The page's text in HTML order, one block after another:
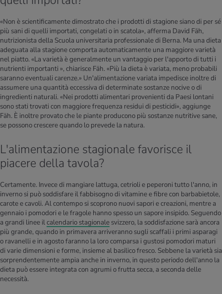
«Non è scientificamente dimostrato che i prodotti di stagione siano di per sé
più sani di quelli importati, congelati o in scatola», afferma David Fäh,
nutrizionista della Scuola universitaria professionale di Berna. Ma una dieta
adeguata alla stagione comporta automaticamente una maggiore varietà
nel piatto. «La varietà è generalmente un vantaggio per l'apporto di tutti i
nutrienti importanti », chiarisce Fäh. «Più la dieta è variata, meno probabili
saranno eventuali carenze.» Un'alimentazione variata impedisce inoltre di
assumere una quantità eccessiva di determinate sostanze nocive o di
ingredienti naturali. «Nei prodotti alimentari provenienti da Paesi lontani
sono stati trovati con maggiore frequenza residui di pesticidi», aggiunge
Fäh. È inoltre provato che le piante producono più sostanze nutritive sane,
se possono crescere quando lo prevede la natura.
L'alimentazione stagionale favorisce il
piacere della tavola?
Certamente. Invece di mangiare lattuga, cetrioli e peperoni tutto l'anno, in
inverno si può soddisfare il fabbisogno di vitamine e fibre con barbabietole,
carote e cavoli. Al contempo si scoprono nuovi sapori e creazioni, mentre a
gennaio i pomodori e le fragole hanno spesso un sapore insipido. Seguendo
a grandi linee ilcalendario stagionale svizzero, la soddisfazione sarà ancora
più grande, quando in primavera arriveranno sugli scaffali i primi asparagi
o ravanelli e in agosto faranno la loro comparsa i gustosi pomodori maturi
di varie dimensioni e forme, insieme al basilico fresco. Sebbene la varietà sia
sorprendentemente ampia anche in inverno, in questo periodo dell'anno la
dieta può essere integrata con agrumi o frutta secca, a seconda delle
necessità.